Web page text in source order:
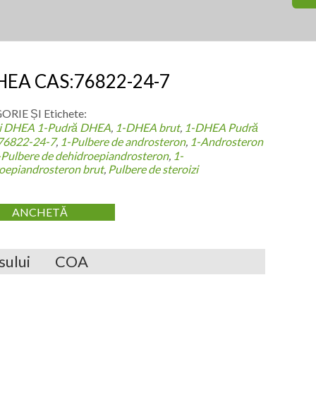
CAS:76822-24-7
ȘI Etichete:
DHEA 1-Pudră DHEA, 1-DHEA brut, 1-DHEA Pudră
24-7, 1-Pulbere de androsteron, 1-Androsteron
Pulbere de dehidroepiandrosteron, 1-
brut, Pulbere de steroizi
ANCHETĂ
COA